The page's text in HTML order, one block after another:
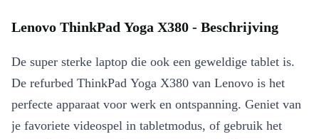
Lenovo ThinkPad Yoga X380 - Beschrijving
De super sterke laptop die ook een geweldige tablet is.
De refurbed ThinkPad Yoga X380 van Lenovo is het
perfecte apparaat voor werk en ontspanning. Geniet van
je favoriete videospel in tabletmodus, of gebruik het